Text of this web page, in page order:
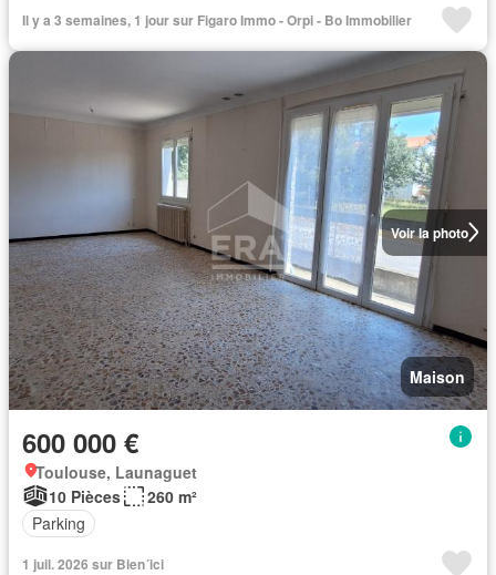
Il y a 3 semaines, 1 jour sur Figaro Immo - Orpi - Bo Immobilier
Voir la photo
Maison
600 000 €
Toulouse, Launaguet
10 Pièces
260 m²
Parking
1 juil. 2026 sur Bien´ici